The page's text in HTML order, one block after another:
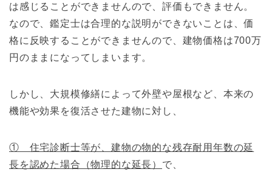
は感じることができませんので、評価もできません。
なので、鑑定士は合理的な説明ができないことは、価
格に反映することができませんので、建物価格は700万
円のままになってしまいます。
しかし、大規模修繕によって外壁や屋根など、本来の
機能や効果を復活させた建物に対し、
① 住宅診断士等が、建物の物的な残存耐用年数の延
長を認めた場合（物理的な延長） で、